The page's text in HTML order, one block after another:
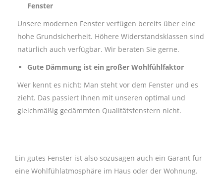
Fenster
Unsere modernen Fenster verfügen bereits über eine
hohe Grundsicherheit. Höhere Widerstandsklassen sind
natürlich auch verfügbar. Wir beraten Sie gerne.
Gute Dämmung ist ein großer Wohlfühlfaktor
Wer kennt es nicht: Man steht vor dem Fenster und es
zieht. Das passiert Ihnen mit unseren optimal und
gleichmäßig gedämmten Qualitätsfenstern nicht.
Ein gutes Fenster ist also sozusagen auch ein Garant für
eine Wohlfühlatmosphäre im Haus oder der Wohnung.